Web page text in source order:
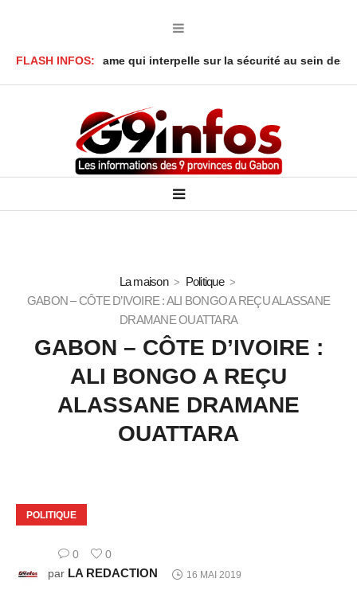
FLASH INFOS:
: Le drame qui interpelle sur la sécurité au sein des foyers
La maison
Politique
GABON – CÔTE D’IVOIRE : ALI BONGO A REÇU ALASSANE
DRAMANE OUATTARA
GABON – CÔTE D’IVOIRE :
ALI BONGO A REÇU
ALASSANE DRAMANE
OUATTARA
POLITIQUE
0
0
par LA REDACTION 16 MAI 2019